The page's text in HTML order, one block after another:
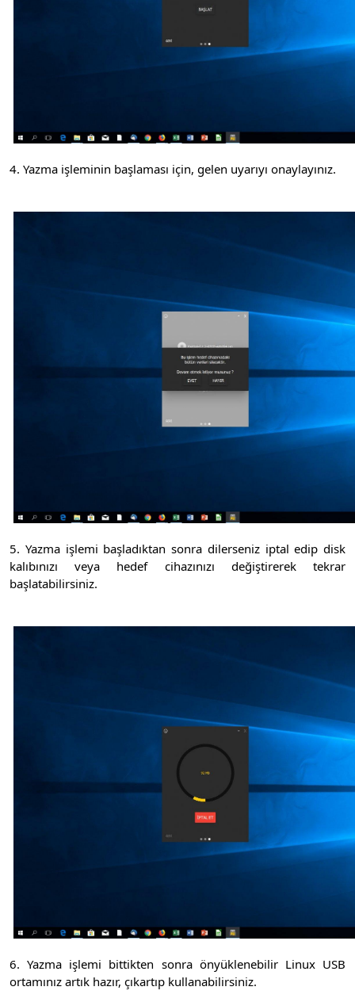
4. Yazma işleminin başlaması için, gelen uyarıyı onaylayınız.
5. Yazma işlemi başladıktan sonra dilerseniz iptal edip disk
kalıbınızı veya hedef cihazınızı değiştirerek tekrar
başlatabilirsiniz.
6. Yazma işlemi bittikten sonra önyüklenebilir Linux USB
ortamınız artık hazır, çıkartıp kullanabilirsiniz.